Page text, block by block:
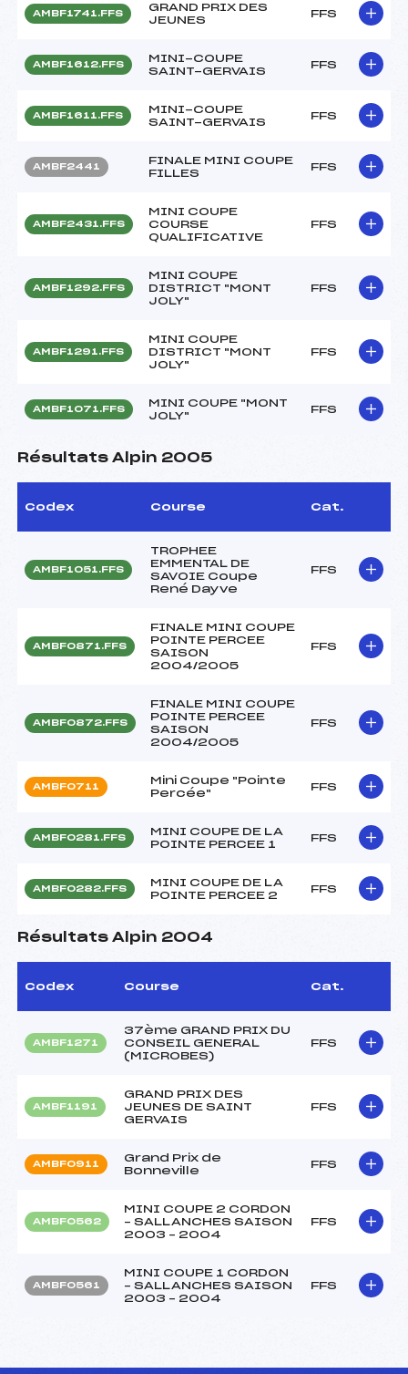
AMBF1741.FFS
GRAND PRIX DES
JEUNES
FFS
AMBF1612.FFS
MINI-COUPE
SAINT-GERVAIS
FFS
AMBF1611.FFS
MINI-COUPE
SAINT-GERVAIS
FFS
AMBF2441
FINALE MINI COUPE
FILLES
FFS
AMBF2431.FFS
MINI COUPE
COURSE
QUALIFICATIVE
FFS
AMBF1292.FFS
MINI COUPE
DISTRICT "MONT
JOLY"
FFS
AMBF1291.FFS
MINI COUPE
DISTRICT "MONT
JOLY"
FFS
AMBF1071.FFS
MINI COUPE "MONT
JOLY"
FFS
Résultats Alpin 2005
Codex Course Cat.
AMBF1051.FFS
TROPHEE
EMMENTAL DE
SAVOIE Coupe
René Dayve
FFS
AMBF0871.FFS
FINALE MINI COUPE
POINTE PERCEE
SAISON
2004/2005
FFS
AMBF0872.FFS
FINALE MINI COUPE
POINTE PERCEE
SAISON
2004/2005
FFS
AMBF0711
Mini Coupe "Pointe
Percée"
FFS
AMBF0281.FFS
MINI COUPE DE LA
POINTE PERCEE 1
FFS
AMBF0282.FFS
MINI COUPE DE LA
POINTE PERCEE 2
FFS
Résultats Alpin 2004
Codex Course Cat.
AMBF1271
37ème GRAND PRIX DU
CONSEIL GENERAL
(MICROBES)
FFS
AMBF1191
GRAND PRIX DES
JEUNES DE SAINT
GERVAIS
FFS
AMBF0911
Grand Prix de
Bonneville
FFS
AMBF0562
MINI COUPE 2 CORDON
– SALLANCHES SAISON
2003 – 2004
FFS
AMBF0561
MINI COUPE 1 CORDON
– SALLANCHES SAISON
2003 – 2004
FFS